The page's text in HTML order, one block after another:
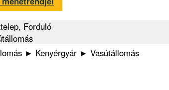
Forduló
► Kenyérgyár ► Vasútállomás